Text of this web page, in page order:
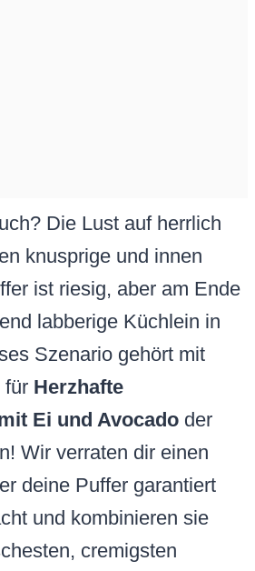
Die Lust auf herrlich
knusprige und innen
ist riesig, aber am Ende
labberige Küchlein in
Szenario gehört mit
für Herzhafte
Ei und Avocado der
Wir verraten dir einen
deine Puffer garantiert
und kombinieren sie
cremigsten